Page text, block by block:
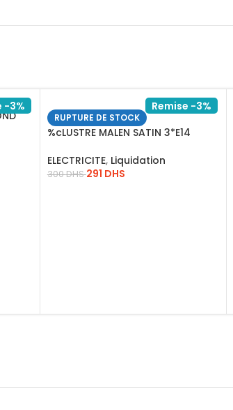
-3% Remise -3%
RUPTURE DE STOCK
%cLUSTRE MALEN SATIN 3*E14
ELECTRICITE, Liquidation
300DHS291 DHS